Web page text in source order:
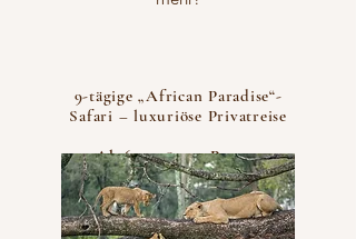
9-tägige „African Paradise“-
Safari – luxuriöse Privatreise
Ab 6.155 € pro Person